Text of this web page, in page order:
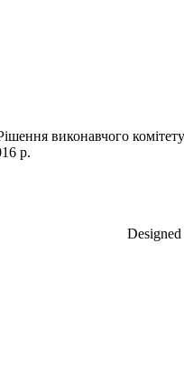
виконавчого
р.